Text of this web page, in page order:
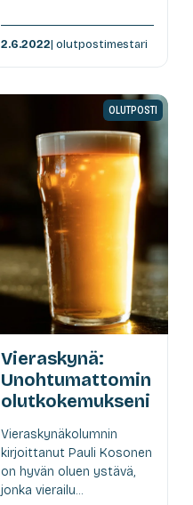
2.6.2022| olutpostimestari
OLUTPOSTI
Vieraskynä:
Unohtumattomin
olutkokemukseni
Vieraskynäkolumnin
kirjoittanut Pauli Kosonen
on hyvän oluen ystävä,
jonka vierailu...